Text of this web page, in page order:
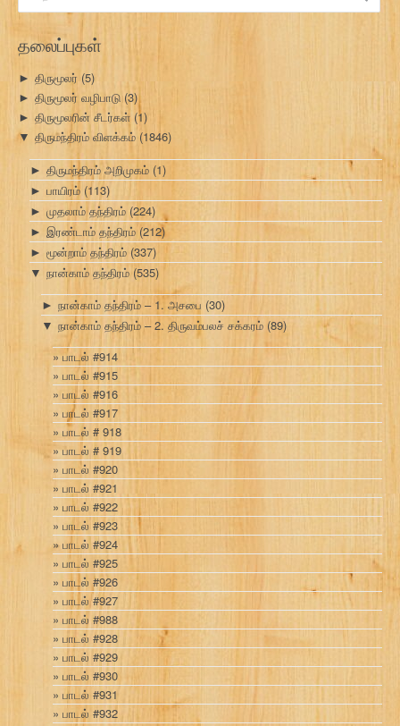
தலைப்புகள்
► திருமூலர் (5)
► திருமூலர் வழிபாடு (3)
► திருமூலரின் சீடர்கள் (1)
▼ திருமந்திரம் விளக்கம் (1846)
► திருமந்திரம் அறிமுகம் (1)
► பாயிரம் (113)
► முதலாம் தந்திரம் (224)
► இரண்டாம் தந்திரம் (212)
► மூன்றாம் தந்திரம் (337)
▼ நான்காம் தந்திரம் (535)
► நான்காம் தந்திரம் – 1. அசபை (30)
▼ நான்காம் தந்திரம் – 2. திருவம்பலச் சக்கரம் (89)
பாடல் #914
பாடல் #915
பாடல் #916
பாடல் #917
பாடல் # 918
பாடல் # 919
பாடல் #920
பாடல் #921
பாடல் #922
பாடல் #923
பாடல் #924
பாடல் #925
பாடல் #926
பாடல் #927
பாடல் #988
பாடல் #928
பாடல் #929
பாடல் #930
பாடல் #931
பாடல் #932